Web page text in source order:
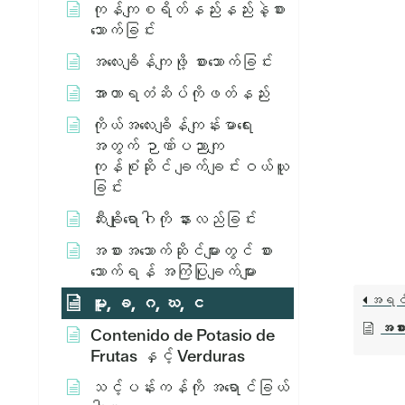
ကုန်ကျစရိတ်နည်းနည်းနဲ့စား
သောက်ခြင်း
အလေးချိန်ကျဖို့ စားသောက်ခြင်း
အာဟာရတံဆိပ်ကိုဖတ်နည်း
ကိုယ်အလေးချိန်ကျန်းမာရေး
အတွက် ဉာဏ်ပညာကျ
ကုန်စုံဆိုင် ချက်ချင်းဝယ်ယူ
ခြင်း
ဆီးချိုရောဂါကို နားလည်ခြင်း
အစားအသောက်ဆိုင်များတွင် စား
သောက်ရန် အကြံပြုချက်များ
မူး, ခ, ဂ, ဃ, င
Contenido de Potasio de
Frutas နှင့် Verduras
သင့်ပန်းကန်ကို အရောင်ခြယ်
အရ
အစ